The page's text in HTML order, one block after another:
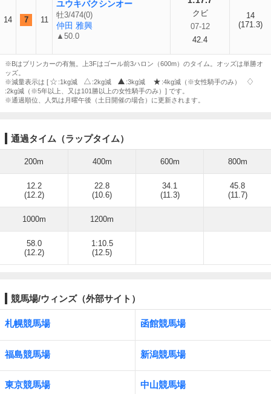
14 7 11
ユウキバクシンオー
牡3/474(0)
仲田 雅興
▲50.0
クビ
07-12
42.4
14
(171.3)
※Bはブリンカーの有無。上3Fはゴール前3ハロン（600m）のタイム。オッズは単勝オ
ッズ。
※減量表示は [
:1kg減 :2kg減 :3kg減
:4kg減（※女性騎手のみ）
:2kg減（※5年以上、又は101勝以上の女性騎手のみ）] です。
※通過順位、人気は月曜午後（土日開催の場合）に更新されます。
通過タイム（ラップタイム）
200m 400m 600m 800m
12.2
(12.2)
22.8
(10.6)
34.1
(11.3)
45.8
(11.7)
1000m 1200m
58.0
(12.2)
1:10.5
(12.5)
競馬場/ウィンズ（外部サイト）
札幌競馬場 函館競馬場
福島競馬場 新潟競馬場
東京競馬場 中山競馬場